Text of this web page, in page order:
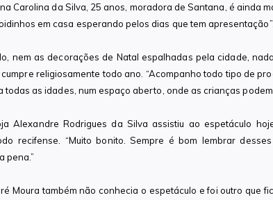
Carolina da Silva, 25 anos, moradora de Santana, é ainda
em casa esperando pelos dias que tem
nem as decorações de Natal espalhadas pela cidade,
religiosamente todo ano. “Acompanho todo tipo de
todas as idades, num espaço aberto, onde as crianças
Alexandre Rodrigues da Silva assistiu ao espetáculo
recifense. “Muito bonito. Sempre é bom lembrar
pena.”
Moura também não conhecia o espetáculo e foi outro que